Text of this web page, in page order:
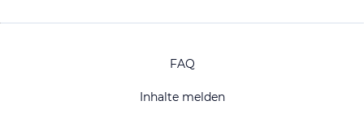
FAQ
Inhalte melden